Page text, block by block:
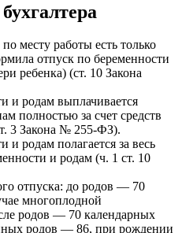
месту работы есть только
отпуск по беременности
ребенка) (ст. 10 Закона
и родам выплачивается
полностью за счет средств
3 Закона № 255-ФЗ).
и родам полагается за весь
и родам (ч. 1 ст. 10
отпуска: до родов — 70
многоплодной
родов — 70 календарных
родов — 86, при рождении